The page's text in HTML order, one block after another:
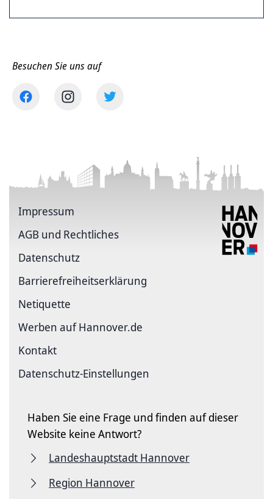
Besuchen Sie uns auf
Impressum
AGB und Rechtliches
Datenschutz
Barriere­freiheits­erklärung
Netiquette
Werben auf Hannover.de
Kontakt
Datenschutz-Einstellungen
Haben Sie eine Frage und finden auf dieser
Website keine Antwort?
Landeshauptstadt Hannover
Region Hannover